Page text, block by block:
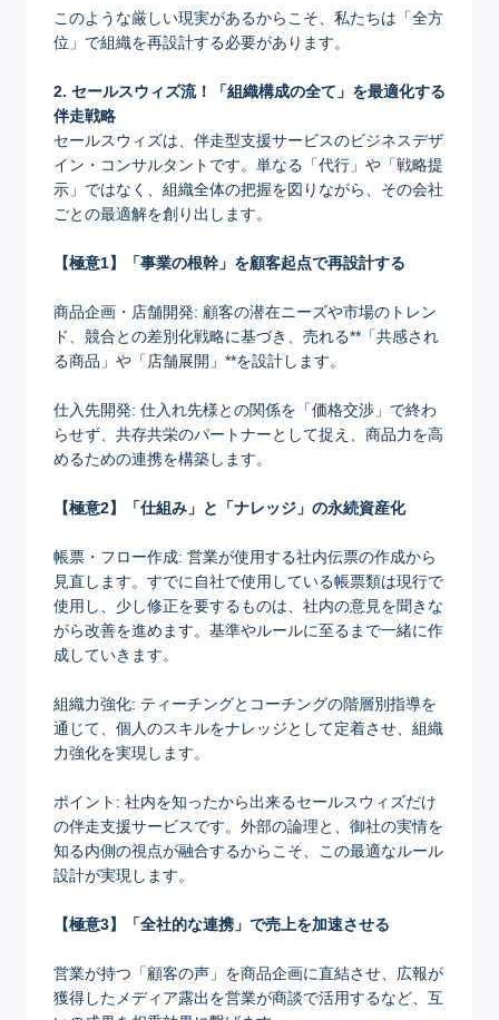
このような厳しい現実があるからこそ、私たちは「全方
位」で組織を再設計する必要があります。
2. セールスウィズ流！「組織構成の全て」を最適化する
伴走戦略
セールスウィズは、伴走型支援サービスのビジネスデザ
イン・コンサルタントです。単なる「代行」や「戦略提
示」ではなく、組織全体の把握を図りながら、その会社
ごとの最適解を創り出します。
【極意1】「事業の根幹」を顧客起点で再設計する
商品企画・店舗開発: 顧客の潜在ニーズや市場のトレン
ド、競合との差別化戦略に基づき、売れる**「共感され
る商品」や「店舗展開」**を設計します。
仕入先開発: 仕入れ先様との関係を「価格交渉」で終わ
らせず、共存共栄のパートナーとして捉え、商品力を高
めるための連携を構築します。
【極意2】「仕組み」と「ナレッジ」の永続資産化
帳票・フロー作成: 営業が使用する社内伝票の作成から
見直します。すでに自社で使用している帳票類は現行で
使用し、少し修正を要するものは、社内の意見を聞きな
がら改善を進めます。基準やルールに至るまで一緒に作
成していきます。
組織力強化: ティーチングとコーチングの階層別指導を
通じて、個人のスキルをナレッジとして定着させ、組織
力強化を実現します。
ポイント: 社内を知ったから出来るセールスウィズだけ
の伴走支援サービスです。外部の論理と、御社の実情を
知る内側の視点が融合するからこそ、この最適なルール
設計が実現します。
【極意3】「全社的な連携」で売上を加速させる
営業が持つ「顧客の声」を商品企画に直結させ、広報が
獲得したメディア露出を営業が商談で活用するなど、互